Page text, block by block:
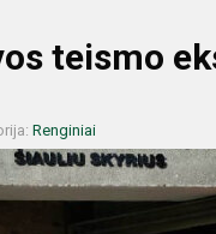
teismo
Renginiai